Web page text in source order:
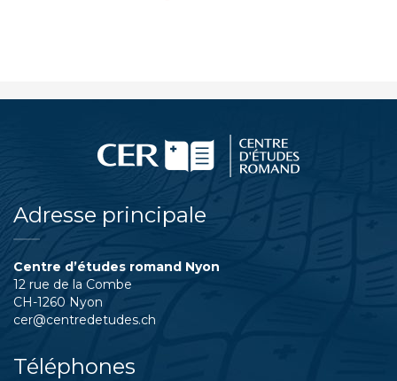
Adresse principale
Centre d’études romand Nyon
12 rue de la Combe
CH-1260 Nyon
cer@centredetudes.ch
Téléphones